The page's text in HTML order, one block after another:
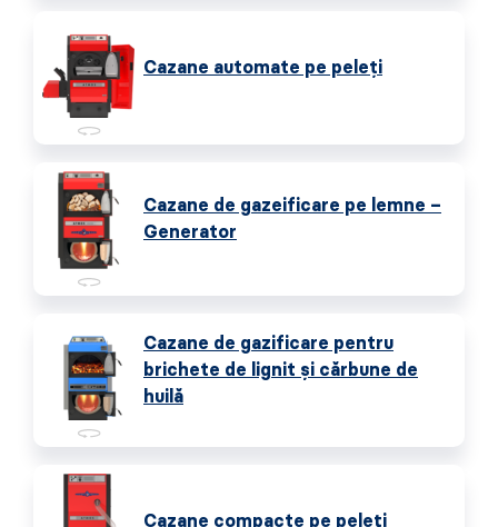
Cazane automate pe peleţi
Cazane de gazeificare pe lemne –
Generator
Cazane de gazificare pentru
brichete de lignit și cărbune de
huilă
Cazane compacte pe peleți